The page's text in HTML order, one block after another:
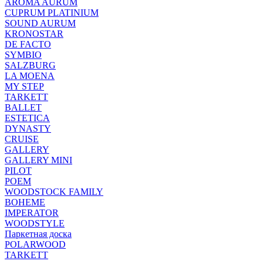
AROMA AURUM
CUPRUM PLATINIUM
SOUND AURUM
KRONOSTAR
DE FACTO
SYMBIO
SALZBURG
LA MOENA
MY STEP
TARKETT
BALLET
ESTETICA
DYNASTY
CRUISE
GALLERY
GALLERY MINI
PILOT
POEM
WOODSTOCK FAMILY
BOHEME
IMPERATOR
WOODSTYLE
Паркетная доска
POLARWOOD
TARKETT